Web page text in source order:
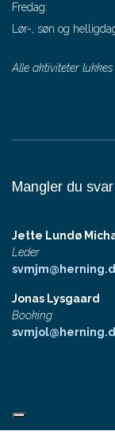
Fredag:
Lør-, søn og
Alle aktiviteter
Mangler du
Jette Lundø
Leder
Jonas Lysgaard
Booking
Cookiepolitik